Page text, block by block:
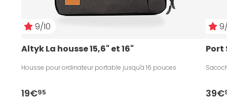
9/10
Altyk La housse 15,6" et 16"
Housse pour ordinateur portable jusqu'à 16 pouces
19€95
Port
39€